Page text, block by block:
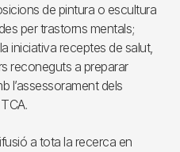
de pintura o escultura
per trastorns mentals;
iniciativa receptes de salut,
reconeguts a preparar
l’assessorament dels
a tota la recerca en